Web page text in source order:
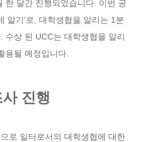
한 달간 진행되었습니다. 이번 공
알기’로, 대학생협을 알리는 1분
수상 된 UCC는 대학생협을 알리
용될 예정입니다.
진행
로 일터로서의 대학생협에 대한